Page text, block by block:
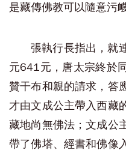
是藏傳佛教可以隨意污衊
張執行長指出，就
元641元，唐太宗終於
贊干布和親的請求，答
才由文成公主帶入西藏
藏地尚無佛法；文成公
帶了佛塔、經書和佛像